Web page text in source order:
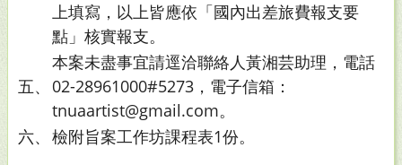
上填寫，以上皆應依「國內出差旅費報支要
點」核實報支。
五、
本案未盡事宜請逕洽聯絡人黃湘芸助理，電話
02-28961000#5273，電子信箱：
tnuaartist@gmail.com。
六、 檢附旨案工作坊課程表1份。